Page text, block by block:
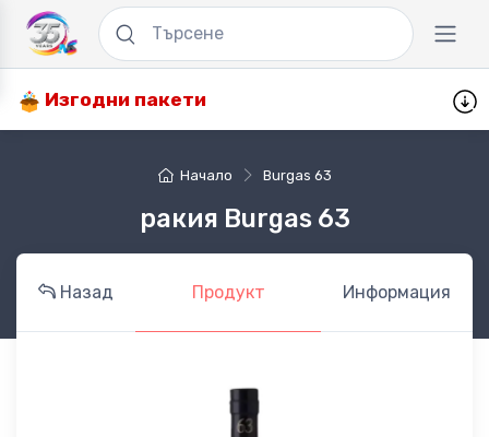
Изгодни пакети
Начало Burgas 63
ракия Burgas 63
Назад Продукт Информация